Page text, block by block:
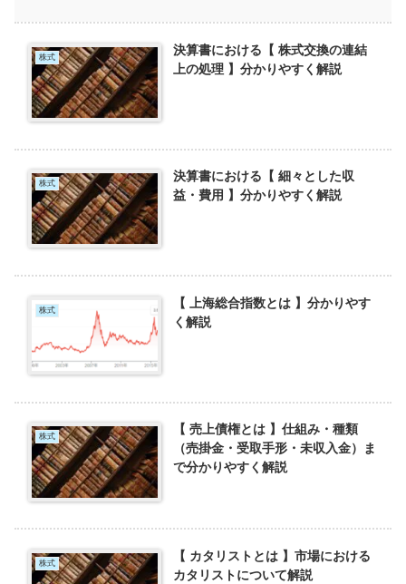
株式
決算書における【 株式交換の連結
上の処理 】分かりやすく解説
株式
決算書における【 細々とした収
益・費用 】分かりやすく解説
株式
【 上海総合指数とは 】分かりやす
く解説
株式
【 売上債権とは 】仕組み・種類
（売掛金・受取手形・未収入金）ま
で分かりやすく解説
株式
【 カタリストとは 】市場における
カタリストについて解説